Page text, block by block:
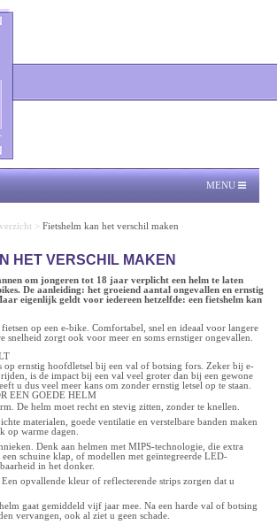
MENU
> Fietshelm kan het verschil maken
HET VERSCHIL MAKEN
om jongeren tot 18 jaar verplicht een helm te laten
De aanleiding: het groeiend aantal ongevallen en ernstig
eigenlijk geldt voor iedereen hetzelfde: een fietshelm kan
fietsen op een e-bike. Comfortabel, snel en ideaal voor langere
snelheid zorgt ook voor meer en soms ernstiger ongevallen.
op ernstig hoofdletsel bij een val of botsing fors. Zeker bij e-
is de impact bij een val veel groter dan bij een gewone
u dus veel meer kans om zonder ernstig letsel op te staan.
EEN GOEDE HELM
De helm moet recht en stevig zitten, zonder te knellen.
materialen, goede ventilatie en verstelbare banden maken
op warme dagen.
Denk aan helmen met MIPS-technologie, die extra
schuine klap, of modellen met geïntegreerde LED-
in het donker.
opvallende kleur of reflecterende strips zorgen dat u
gaat gemiddeld vijf jaar mee. Na een harde val of botsing
vervangen, ook al ziet u geen schade.